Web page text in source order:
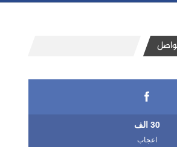
30 الف
اعجاب